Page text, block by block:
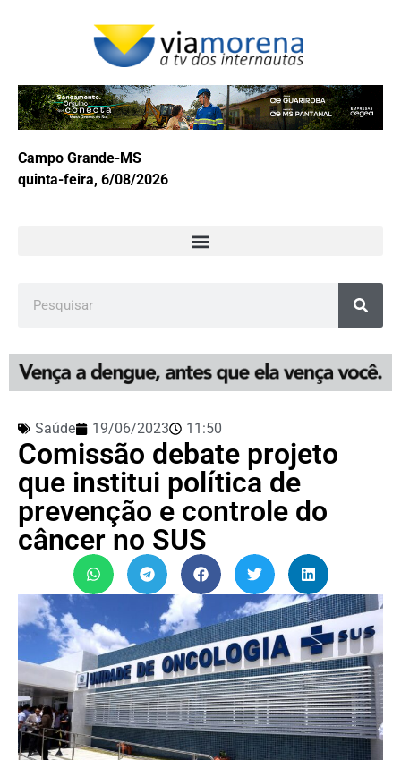
Campo Grande-MS
quinta-feira, 6/08/2026
Saúde 19/06/2023 11:50
Comissão debate projeto
que institui política de
prevenção e controle do
câncer no SUS